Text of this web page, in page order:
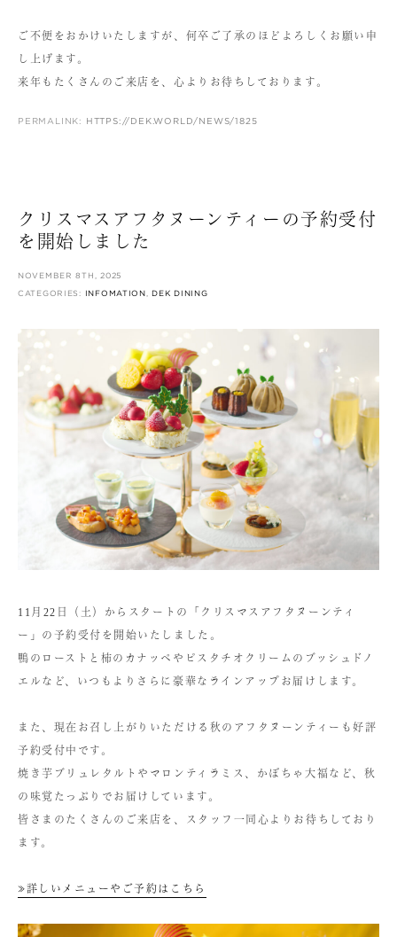
ご不便をおかけいたしますが、何卒ご了承のほどよろしくお願い申
し上げます。
来年もたくさんのご来店を、心よりお待ちしております。
PERMALINK: HTTPS://DEK.WORLD/NEWS/1825
クリスマスアフタヌーンティーの予約受付
を開始しました
NOVEMBER 8TH, 2025
CATEGORIES: INFOMATION ,DEK DINING
11月22日（土）からスタートの「クリスマスアフタヌーンティ
ー」の予約受付を開始いたしました。
鴨のローストと柿のカナッペやピスタチオクリームのブッシュドノ
エルなど、いつもよりさらに豪華なラインアップお届けします。
また、現在お召し上がりいただける秋のアフタヌーンティーも好評
予約受付中です。
焼き芋ブリュレタルトやマロンティラミス、かぼちゃ大福など、秋
の味覚たっぷりでお届けしています。
皆さまのたくさんのご来店を、スタッフ一同心よりお待ちしており
ます。
≫詳しいメニューやご予約はこちら